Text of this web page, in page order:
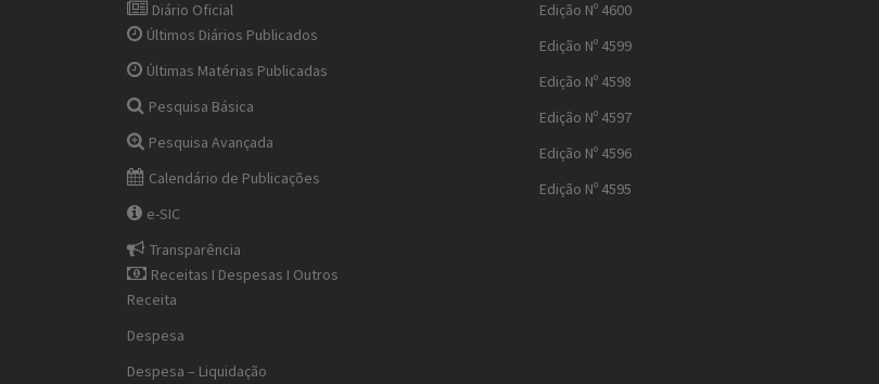
Diário Oficial
Últimos Diários Publicados
Últimas Matérias Publicadas
Pesquisa Básica
Pesquisa Avançada
Calendário de Publicações
e-SIC
Transparência
Receitas I Despesas I Outros
Receita
Despesa
Despesa – Liquidação
Edição Nº 4600
Edição Nº 4599
Edição Nº 4598
Edição Nº 4597
Edição Nº 4596
Edição Nº 4595